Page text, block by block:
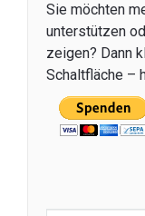
Sie möchten
unterstützen
zeigen? Dann
Schaltfläche –